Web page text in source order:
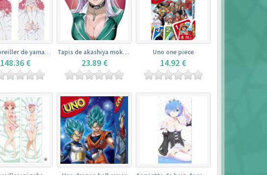
Taie d’oreiller de yamada elf – eromanga sensei
148.36 €
Tapis de akashiya moka – rosario + vampire
23.89 €
Uno one piece
14.92 €